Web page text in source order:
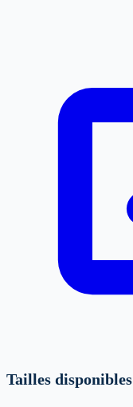
Tailles disponibles